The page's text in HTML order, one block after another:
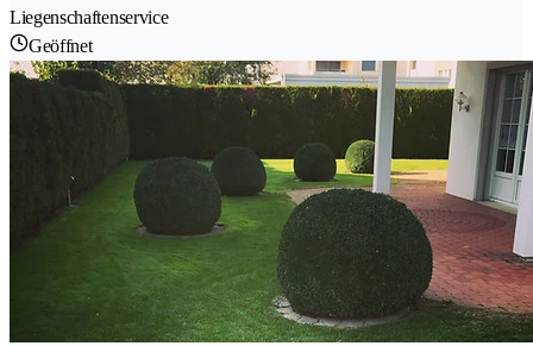
Liegenschaftenservice
Geöffnet